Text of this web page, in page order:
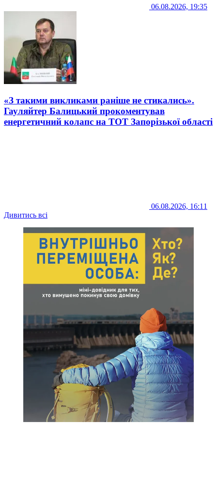
06.08.2026, 19:35
«З такими викликами раніше не стикались».
Гауляйтер Балицький прокоментував
енергетичний колапс на ТОТ Запорізької області
06.08.2026, 16:11
Дивитись всі